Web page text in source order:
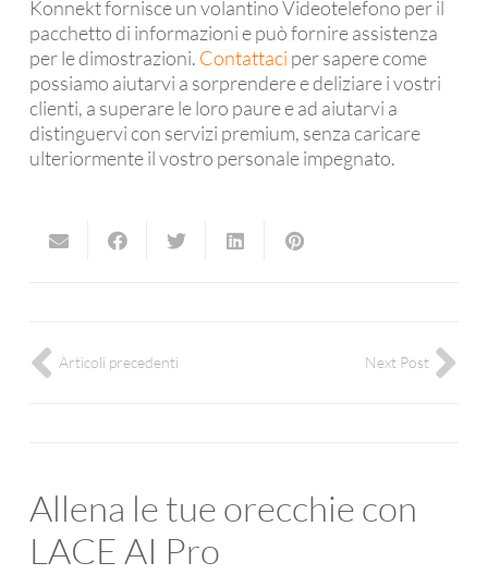
Konnekt fornisce un volantino Videotelefono per il
pacchetto di informazioni e può fornire assistenza
per le dimostrazioni. Contattaci per sapere come
possiamo aiutarvi a sorprendere e deliziare i vostri
clienti, a superare le loro paure e ad aiutarvi a
distinguervi con servizi premium, senza caricare
ulteriormente il vostro personale impegnato.
Articoli precedenti Next Post
Allena le tue orecchie con
LACE AI Pro